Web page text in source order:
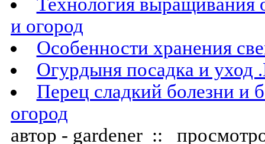
и огород
Особенности хранения
Огурдыня посадка и уход
Перец сладкий болезни и
огород
автор - gardener ::